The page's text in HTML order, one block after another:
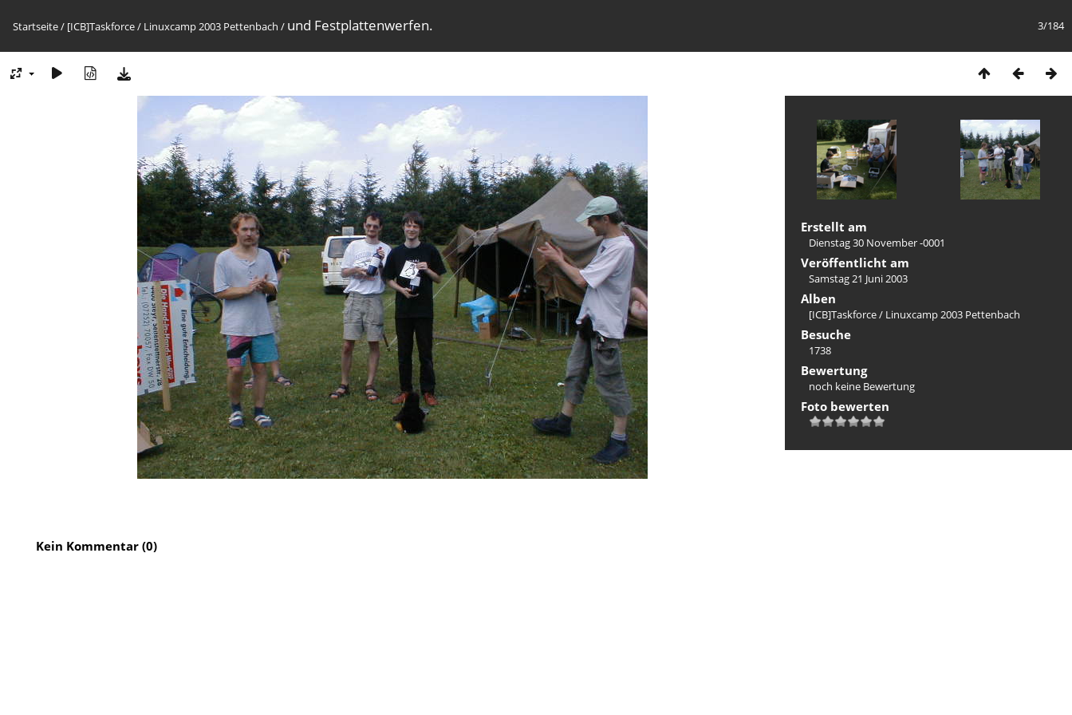
3/184
Startseite/ [ICB]Taskforce/ Linuxcamp 2003 Pettenbach / und Festplattenwerfen.
Erstellt am
Dienstag 30 November -0001
Veröffentlicht am
Samstag 21 Juni 2003
Alben
[ICB]Taskforce/ Linuxcamp 2003 Pettenbach
Besuche
1738
Bewertung
noch keine Bewertung
Foto bewerten
Kein Kommentar (0)